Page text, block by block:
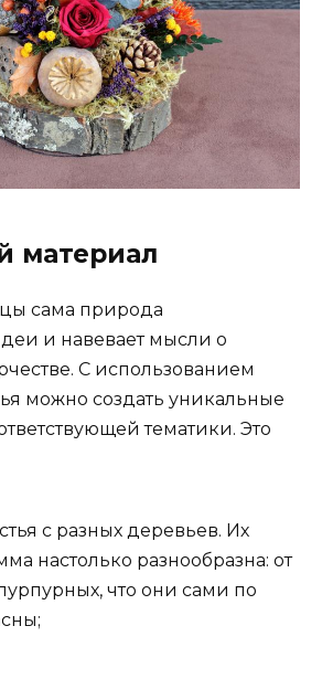
материал
сама природа
и навевает мысли о
С использованием
можно создать уникальные
тематики. Это
с разных деревьев. Их
настолько разнообразна: от
что они сами по